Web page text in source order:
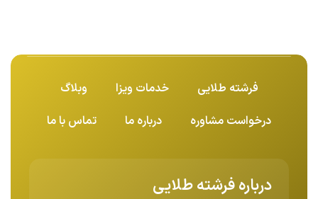
فرشته طلایی خدمات ویزا
وبلاگ
درخواست مشاوره
درباره ما تماس با ما
درباره فرشته طلایی